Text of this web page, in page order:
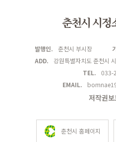
춘천시 시정
발행인. 춘천시 부시장
ADD.
강원특별자치도 춘천시
TEL.
033-
EMAIL.
저작권
춘천시 홈페이지